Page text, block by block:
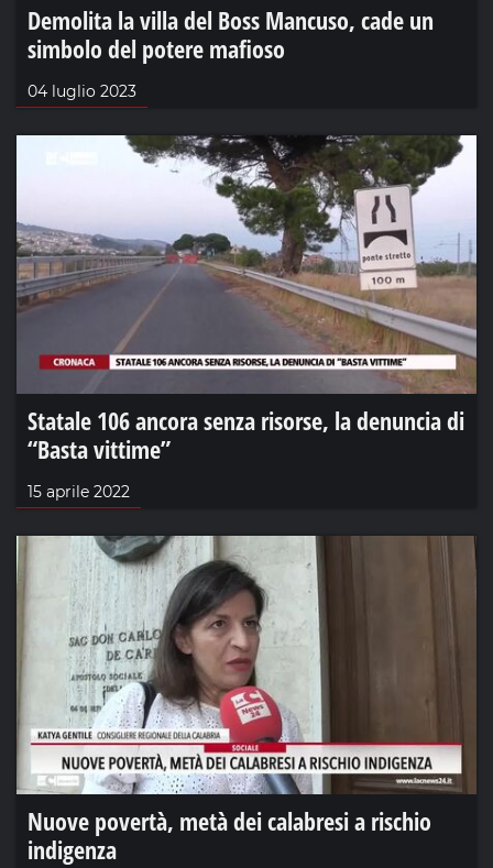
Demolita la villa del Boss Mancuso, cade un
simbolo del potere mafioso
04 luglio 2023
Statale 106 ancora senza risorse, la denuncia di
“Basta vittime”
15 aprile 2022
Nuove povertà, metà dei calabresi a rischio
indigenza